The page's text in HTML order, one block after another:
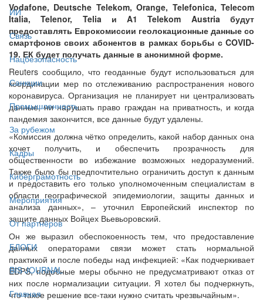
ИИ
Связь
Нацбезопасность
Санкции
Промышленность
За рубежом
Кадры
Киберграмотность
Мероприятия
От партнёров
БЛОГИ
BIS JOURNAL
Главная
Vodafone, Deutsche Telekom, Orange, Telefonica, Telecom
Italia, Telenor, Telia и A1 Telekom Austria будут
предоставлять Еврокомиссии геолокационные данные со
смартфонов своих абонентов в рамках борьбы с COVID-
19. ЕК будет получать данные в анонимной форме.
Reuters сообщило, что геоданные будут использоваться для
координации мер по отслеживанию распространения нового
коронавируса. Организация не планирует ни централизовать
данные, ни нарушать право граждан на приватность, и когда
пандемия закончится, все данные будут удалены.
«Комиссия должна чётко определить, какой набор данных она
хочет получить, и обеспечить прозрачность для
общественности во избежание возможных недоразумений.
Также было бы предпочтительно ограничить доступ к данным
и предоставить его только уполномоченным специалистам в
области географической эпидемиологии, защиты данных и
анализа данных», – уточнил Европейский инспектор по
защите данных Войцех Вьевьоровский.
Он же выразил обеспокоенность тем, что предоставление
данных операторами связи может стать нормальной
практикой и после победы над инфекцией: «Как подчеркивает
EDPS, подобные меры обычно не предусматривают отказ от
них после нормализации ситуации. Я хотел бы подчеркнуть,
что такое решение все-таки нужно считать чрезвычайным».